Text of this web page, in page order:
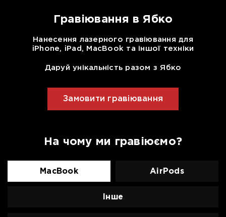
Гравіювання в Ябко
Нанесення лазерного гравіювання для
iPhone, iPad, MacBook та іншої техніки
Даруй унікальність разом з Ябко
Замовити гравіювання
На чому ми гравіюємо?
MacBook AirPods
Інше